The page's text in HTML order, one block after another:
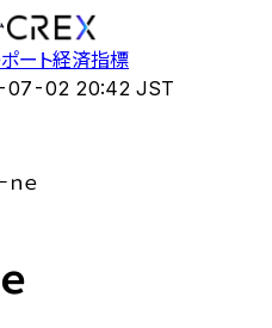
ート経済指標
02 20:42 JST
ｅ